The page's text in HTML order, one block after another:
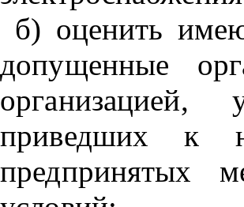
б) оценить
допущенные
приведших к
предпринятых